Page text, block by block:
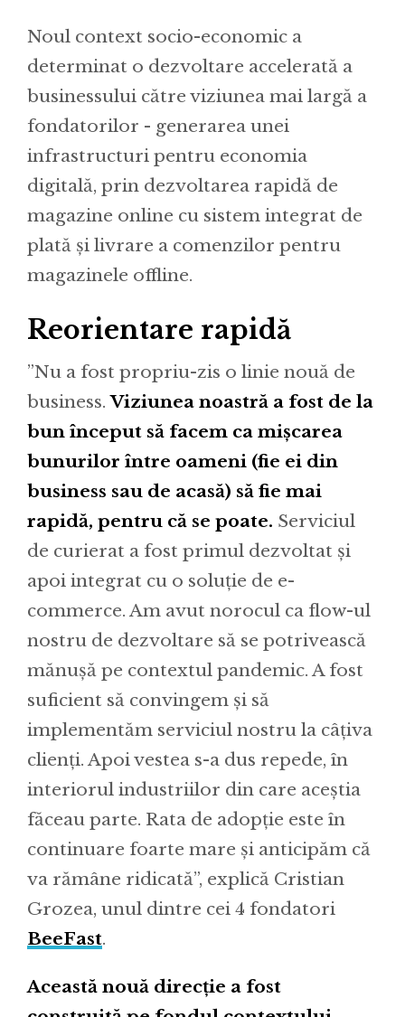
Noul context socio-economic a
determinat o dezvoltare accelerată a
businessului către viziunea mai largă a
fondatorilor - generarea unei
infrastructuri pentru economia
digitală, prin dezvoltarea rapidă de
magazine online cu sistem integrat de
plată și livrare a comenzilor pentru
magazinele offline.
Reorientare rapidă
”Nu a fost propriu-zis o linie nouă de
business.Viziunea noastră a fost de la
bun început să facem ca mișcarea
bunurilor între oameni (fie ei din
business sau de acasă) să fie mai
rapidă, pentru că se poate. Serviciul
de curierat a fost primul dezvoltat și
apoi integrat cu o soluție de e-
commerce. Am avut norocul ca flow-ul
nostru de dezvoltare să se potrivească
mănușă pe contextul pandemic. A fost
suficient să convingem și să
implementăm serviciul nostru la câțiva
clienți. Apoi vestea s-a dus repede, în
interiorul industriilor din care aceștia
făceau parte. Rata de adopție este în
continuare foarte mare și anticipăm că
va rămâne ridicată”, explică Cristian
Grozea, unul dintre cei 4 fondatori
BeeFast.
Această nouă direcție a fost